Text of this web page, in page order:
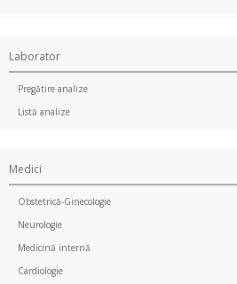
Laborator
Pregătire analize
Listă analize
Medici
Obstetrică-Ginecologie
Neurologie
Medicină internă
Cardiologie